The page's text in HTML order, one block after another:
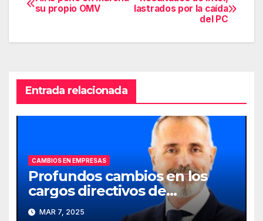
lastrados por la caída
del PC
su propio OMV
Entrada relacionada
CAMBIOS EN EMPRESAS
Profundos cambios en los
cargos directivos de
Telefónica
MAR 7, 2025